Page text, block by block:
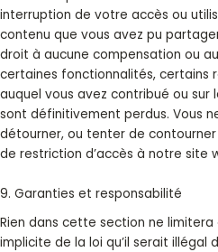
interruption de votre accès ou
contenu que vous avez pu
droit à aucune compensation ou
certaines fonctionnalités,
auquel vous avez contribué ou sur
sont définitivement perdus. Vous
détourner, ou tenter de
de restriction d’accès à notre site
9. Garanties et responsabilité
Rien dans cette section ne limitera
implicite de la loi qu’il serait illégal